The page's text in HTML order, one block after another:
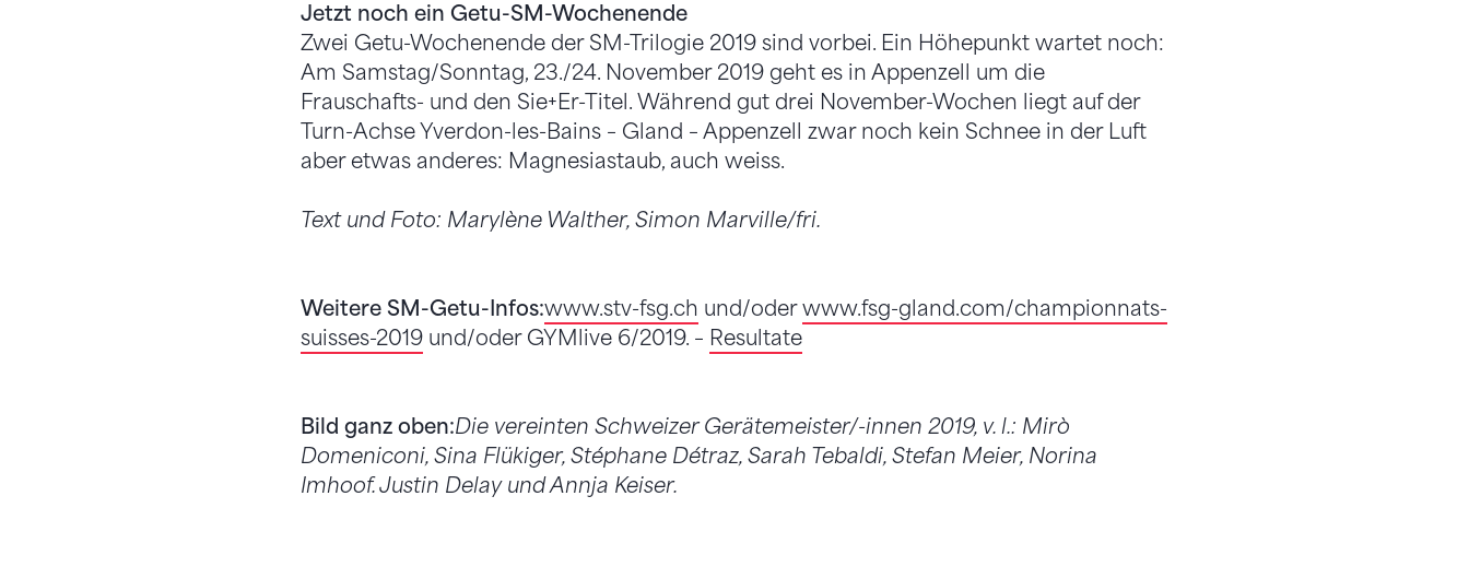
Jetzt noch ein Getu-SM-Wochenende
Zwei Getu-Wochenende der SM-Trilogie 2019 sind vorbei. Ein Höhepunkt wartet noch:
Am Samstag/Sonntag, 23./24. November 2019 geht es in Appenzell um die
Frauschafts- und den Sie+Er-Titel. Während gut drei November-Wochen liegt auf der
Turn-Achse Yverdon-les-Bains – Gland – Appenzell zwar noch kein Schnee in der Luft
aber etwas anderes: Magnesiastaub, auch weiss.
Text und Foto: Marylène Walther, Simon Marville/fri.
Weitere SM-Getu-Infos:www.stv-fsg.ch und/oderwww.fsg-gland.com/championnats-
suisses-2019und/oder GYMlive 6/2019. – Resultate
Bild ganz oben:Die vereinten Schweizer Gerätemeister/-innen 2019, v. l.: Mirò
Domeniconi, Sina Flükiger, Stéphane Détraz, Sarah Tebaldi, Stefan Meier, Norina
Imhoof. Justin Delay und Annja Keiser.